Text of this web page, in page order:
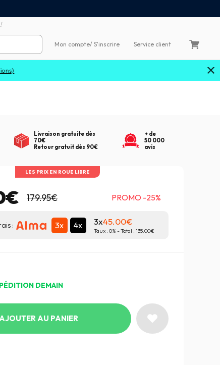
Mon compte/ S'inscrire Service client
Livraison gratuite dès
70€
Retour gratuit dès 90€
+ de
50 000
avis
LES PRIX EN ROUE LIBRE
179.95€ PROMO -25%
: 3x 4x 3x45.00
Taux : 0% - Total : 135.00
DEMAIN
AU PANIER